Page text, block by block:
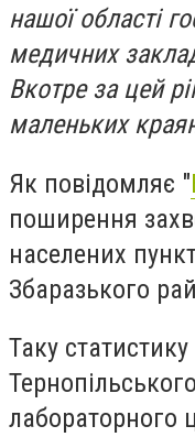
нашої області
медичних
Вкотре за цей
маленьких
Як повідомляє "
поширення
населених
Збаразького
Таку
лабораторного